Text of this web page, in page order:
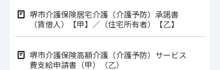
堺市介護保険居宅介護（介護予防）承諾書
（賃借人）【甲】／（住宅所有者）【乙】
堺市介護保険高額介護（介護予防）サービス
費支給申請書（甲）（乙）